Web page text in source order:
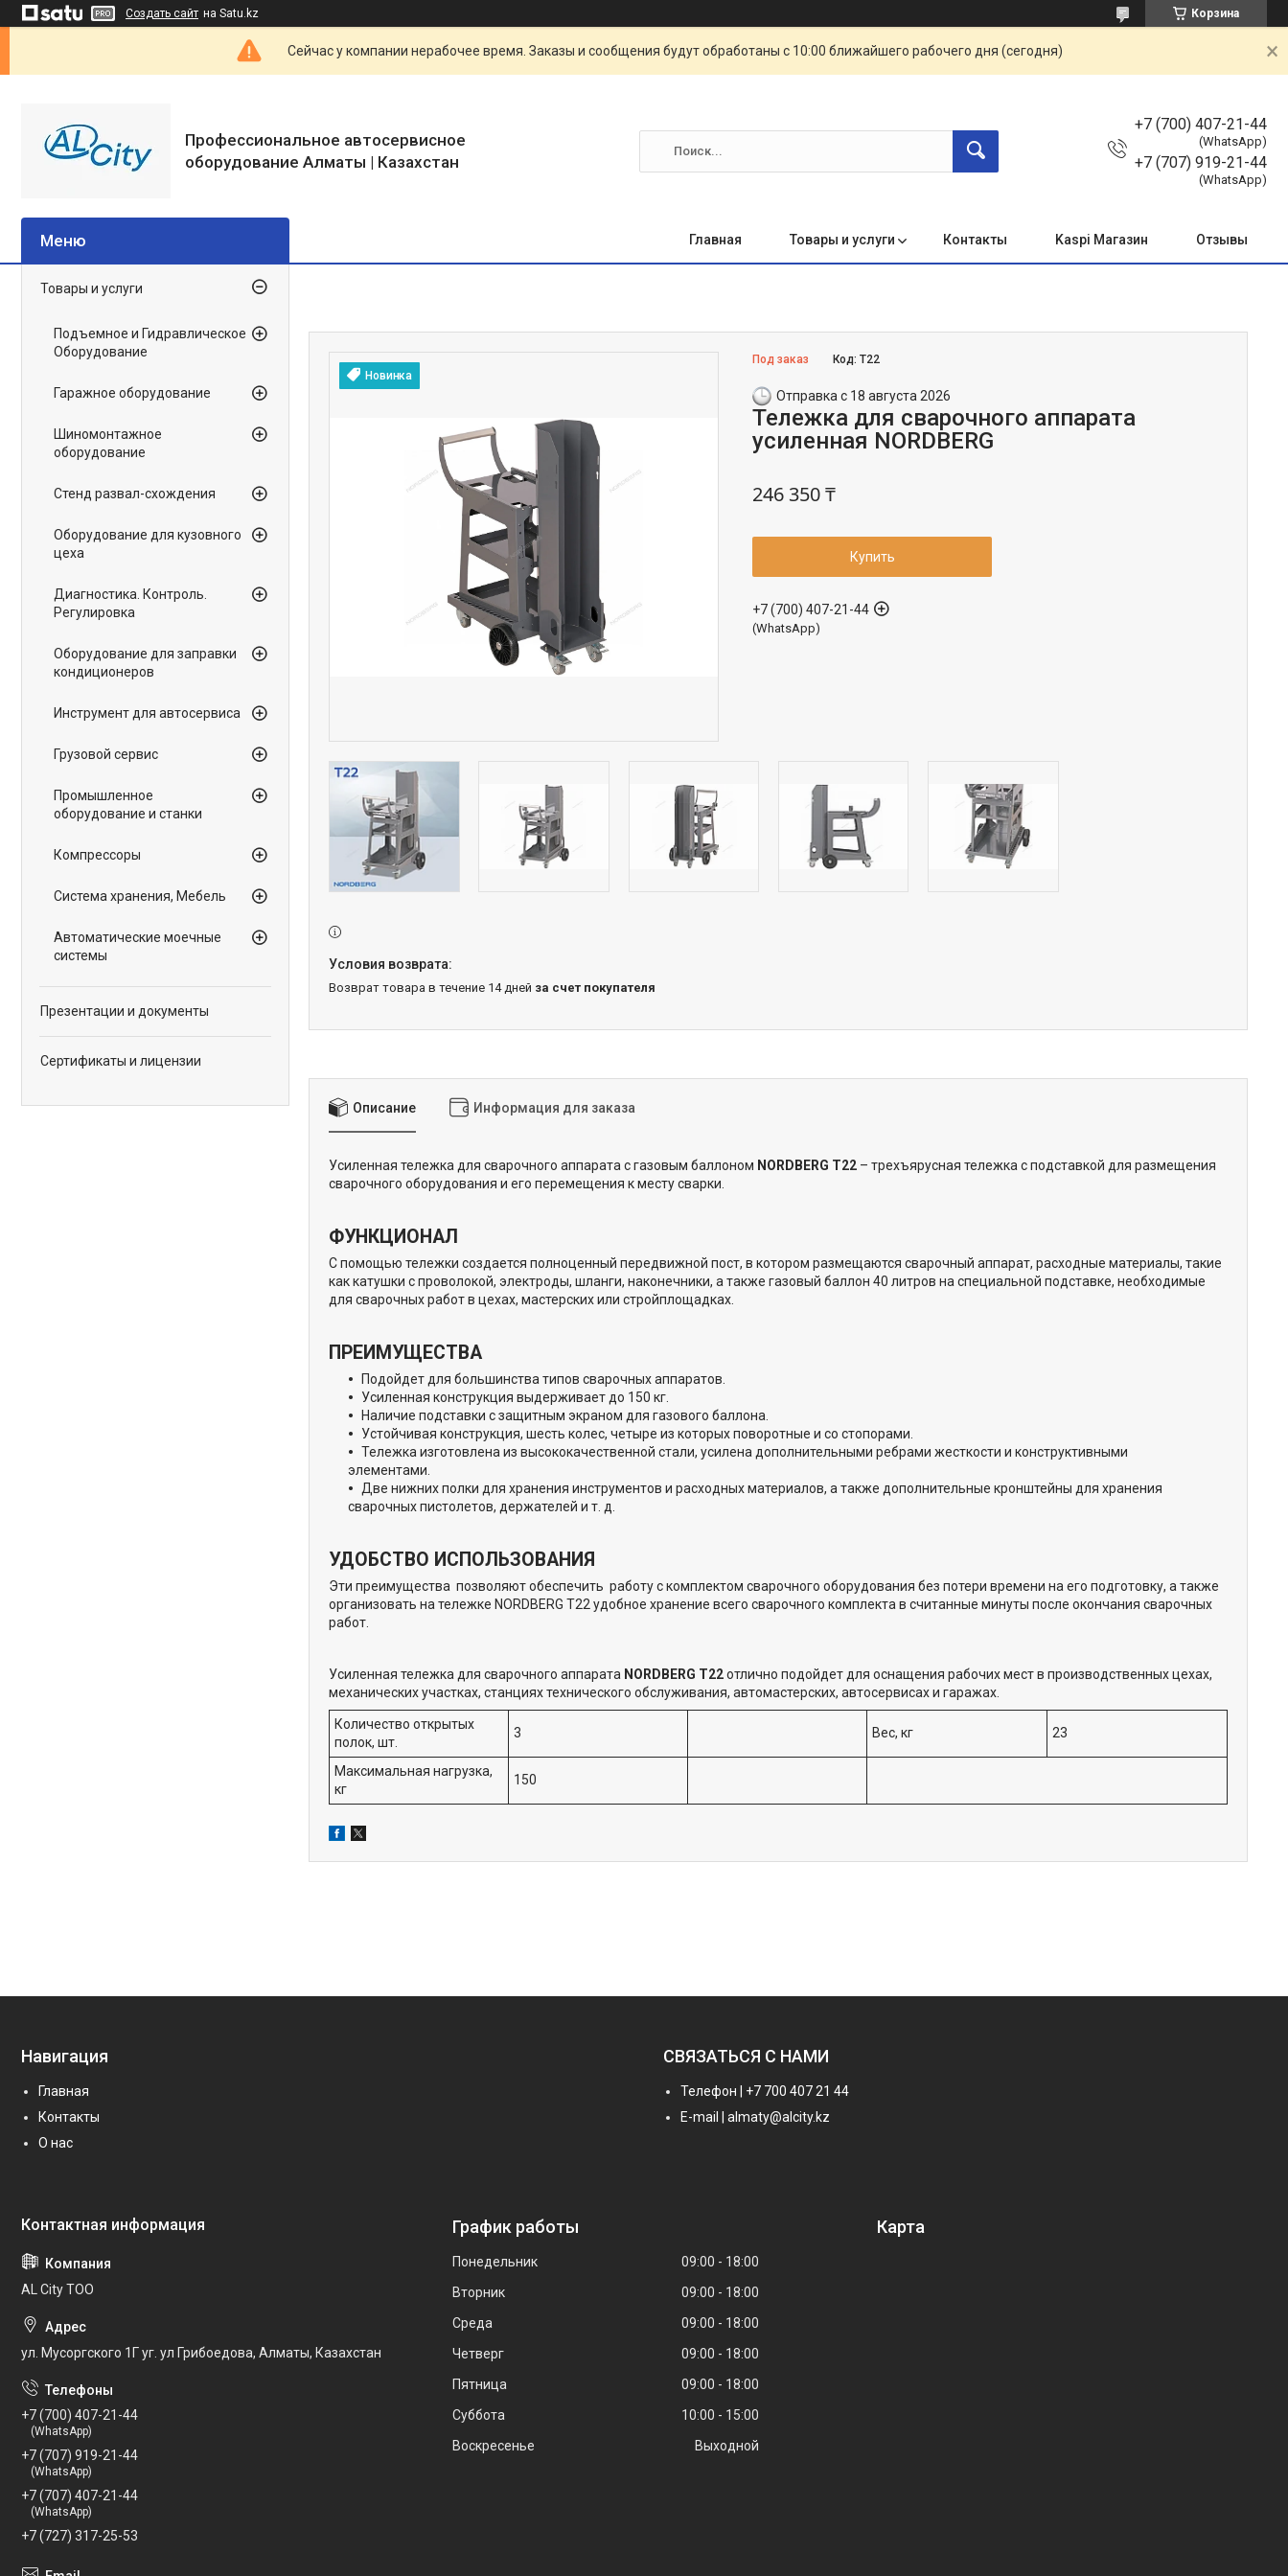
Создать сайт на Satu.kz Корзина
Сейчас у компании нерабочее время. Заказы и сообщения будут обработаны с 10:00 ближайшего рабочего дня (сегодня)
Профессиональное автосервисное
оборудование Алматы | Казахстан
+7 (700) 407-21-44
(WhatsApp)
+7 (707) 919-21-44
(WhatsApp)
Главная Товары и услуги Контакты Kaspi Магазин Отзывы
Новинка
Под заказ Код:T22
Отправка с 18 августа 2026
Тележка для сварочного аппарата
усиленная NORDBERG
246 350 ₸
Купить
+7 (700) 407-21-44
(WhatsApp)
возврат товара в течение 14 дней за счет покупателя
Описание Информация для заказа
Усиленная тележка для сварочного аппарата с газовым баллоном NORDBERG T22 – трехъярусная тележка с подставкой для размещения
сварочного оборудования и его перемещения к месту сварки.
ФУНКЦИОНАЛ
С помощью тележки создается полноценный передвижной пост, в котором размещаются сварочный аппарат, расходные материалы, такие
как катушки с проволокой, электроды, шланги, наконечники, а также газовый баллон 40 литров на специальной подставке, необходимые
для сварочных работ в цехах, мастерских или стройплощадках.
ПРЕИМУЩЕСТВА
Подойдет для большинства типов сварочных аппаратов.
Усиленная конструкция выдерживает до 150 кг.
Наличие подставки с защитным экраном для газового баллона.
Устойчивая конструкция, шесть колес, четыре из которых поворотные и со стопорами.
Тележка изготовлена из высококачественной стали, усилена дополнительными ребрами жесткости и конструктивными
элементами.
Две нижних полки для хранения инструментов и расходных материалов, а также дополнительные кронштейны для хранения
сварочных пистолетов, держателей и т. д.
УДОБСТВО ИСПОЛЬЗОВАНИЯ
Эти преимущества позволяют обеспечить работу с комплектом сварочного оборудования без потери времени на его подготовку, а также
организовать на тележке NORDBERG T22 удобное хранение всего сварочного комплекта в считанные минуты после окончания сварочных
работ.
Усиленная тележка для сварочного аппарата NORDBERG T22отлично подойдет для оснащения рабочих мест в производственных цехах,
механических участках, станциях технического обслуживания, автомастерских, автосервисах и гаражах.
Количество открытых
полок, шт.
3 Вес, кг 23
Максимальная нагрузка,
кг
150
Товары и услуги
Подъемное и Гидравлическое
Оборудование
Гаражное оборудование
Шиномонтажное
оборудование
Стенд развал-схождения
Оборудование для кузовного
цеха
Диагностика. Контроль.
Регулировка
Оборудование для заправки
кондиционеров
Инструмент для автосервиса
Грузовой сервис
Промышленное
оборудование и станки
Компрессоры
Система хранения, Мебель
Автоматические моечные
системы
Презентации и документы
Сертификаты и лицензии
Навигация
Главная
Контакты
О нас
СВЯЗАТЬСЯ С НАМИ
Телефон | +7 700 407 21 44
E-mail | almaty@alcity.kz
AL City ТОО
ул. Мусоргского 1Г уг. ул Грибоедова, Алматы, Казахстан
+7 (700) 407-21-44
(WhatsApp)
+7 (707) 919-21-44
(WhatsApp)
+7 (707) 407-21-44
(WhatsApp)
+7 (727) 317-25-53
График работы
Понедельник 09:00
18:00
Вторник
09:00
18:00
Среда
09:00
18:00
Четверг
09:00
18:00
Пятница
09:00
18:00
Суббота
10:00
15:00
Воскресенье
Выходной
Карта